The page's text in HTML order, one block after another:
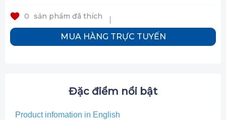
0 sản phẩm đã thích
MUA HÀNG TRỰC TUYẾN
Đặc điểm nổi bật
Product infomation in English